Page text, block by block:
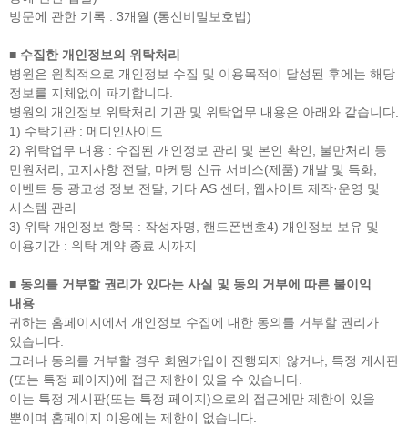
방문에 관한 기록 : 3개월 (통신비밀보호법)
■ 수집한 개인정보의 위탁처리
병원은 원칙적으로 개인정보 수집 및 이용목적이 달성된 후에는 해당
정보를 지체없이 파기합니다.
병원의 개인정보 위탁처리 기관 및 위탁업무 내용은 아래와 같습니다.
1) 수탁기관 : 메디인사이드
2) 위탁업무 내용 : 수집된 개인정보 관리 및 본인 확인, 불만처리 등
민원처리, 고지사항 전달, 마케팅 신규 서비스(제품) 개발 및 특화,
이벤트 등 광고성 정보 전달, 기타 AS 센터, 웹사이트 제작·운영 및
시스템 관리
3) 위탁 개인정보 항목 : 작성자명, 핸드폰번호4) 개인정보 보유 및
이용기간 : 위탁 계약 종료 시까지
■ 동의를 거부할 권리가 있다는 사실 및 동의 거부에 따른 불이익
내용
귀하는 홈페이지에서 개인정보 수집에 대한 동의를 거부할 권리가
있습니다.
그러나 동의를 거부할 경우 회원가입이 진행되지 않거나, 특정 게시판
(또는 특정 페이지)에 접근 제한이 있을 수 있습니다.
이는 특정 게시판(또는 특정 페이지)으로의 접근에만 제한이 있을
뿐이며 홈페이지 이용에는 제한이 없습니다.